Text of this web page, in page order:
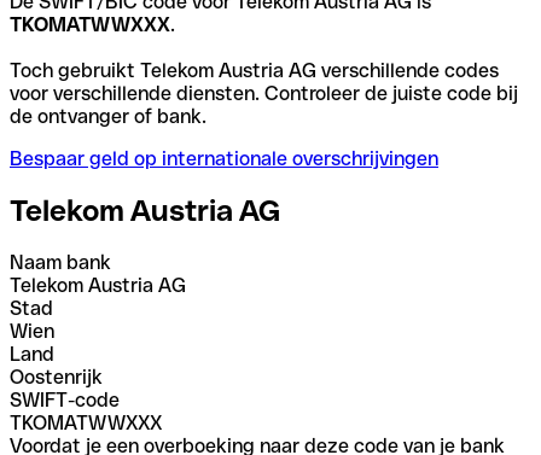
TKOMATWWXXX.
Toch gebruikt Telekom Austria AG verschillende codes
voor verschillende diensten. Controleer de juiste code bij
de ontvanger of bank.
Bespaar geld op internationale overschrijvingen
Telekom Austria AG
Naam bank
Telekom Austria AG
Stad
Wien
Land
Oostenrijk
SWIFT-code
TKOMATWWXXX
Voordat je een overboeking naar deze code van je bank